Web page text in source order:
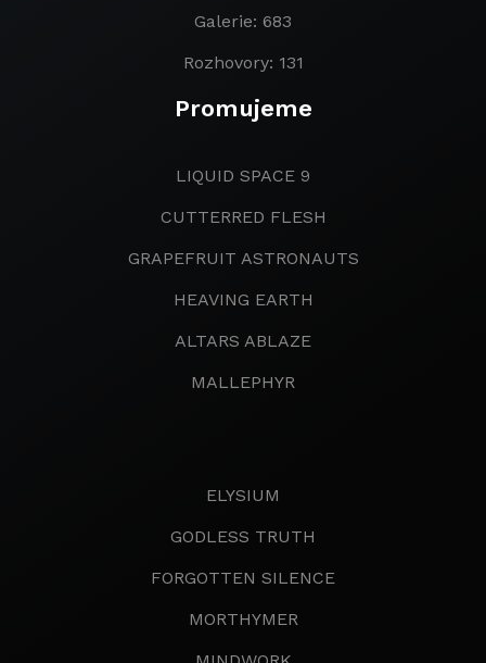
Galerie: 683
Rozhovory: 131
Promujeme
LIQUID SPACE 9
CUTTERRED FLESH
GRAPEFRUIT ASTRONAUTS
HEAVING EARTH
ALTARS ABLAZE
MALLEPHYR
ELYSIUM
GODLESS TRUTH
FORGOTTEN SILENCE
MORTHYMER